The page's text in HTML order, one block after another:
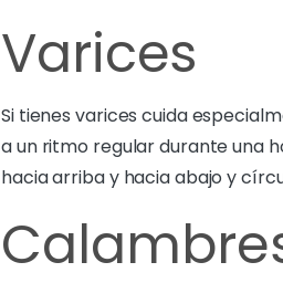
Varices
Si tienes varices cuida
a un ritmo regular durante una
hacia arriba y hacia abajo y